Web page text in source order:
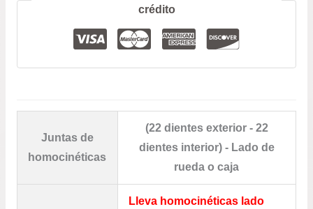
crédito
Juntas de
homocinéticas
(22 dientes exterior - 22
dientes interior) - Lado de
rueda o caja
Lleva homocinéticas lado